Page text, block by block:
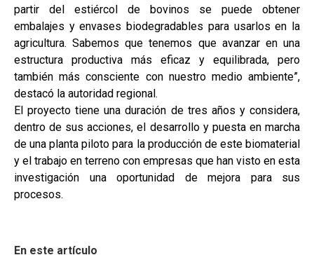
partir del estiércol de bovinos se puede obtener
embalajes y envases biodegradables para usarlos en la
agricultura. Sabemos que tenemos que avanzar en una
estructura productiva más eficaz y equilibrada, pero
también más consciente con nuestro medio ambiente”,
destacó la autoridad regional.
El proyecto tiene una duración de tres años y considera,
dentro de sus acciones, el desarrollo y puesta en marcha
de una planta piloto para la producción de este biomaterial
y el trabajo en terreno con empresas que han visto en esta
investigación una oportunidad de mejora para sus
procesos.
En este artículo